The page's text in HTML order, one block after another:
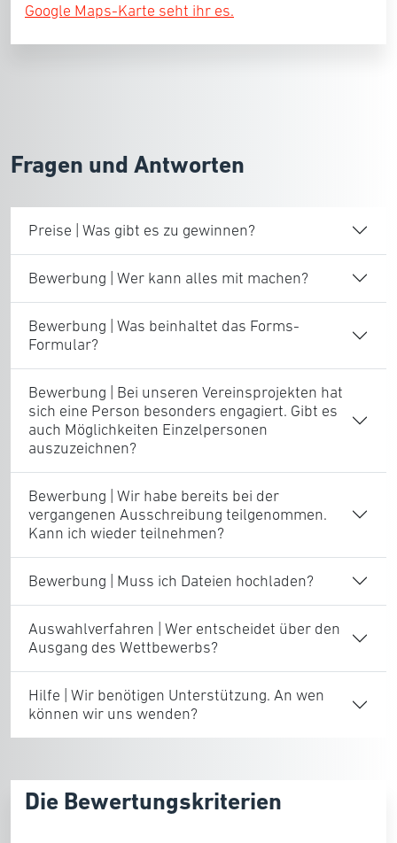
Google Maps-Karte seht ihr es.
Fragen und Antworten
Preise | Was gibt es zu gewinnen?
Bewerbung | Wer kann alles mit machen?
Bewerbung | Was beinhaltet das Forms-
Formular?
Bewerbung | Bei unseren Vereinsprojekten hat
sich eine Person besonders engagiert. Gibt es
auch Möglichkeiten Einzelpersonen
auszuzeichnen?
Bewerbung | Wir habe bereits bei der
vergangenen Ausschreibung teilgenommen.
Kann ich wieder teilnehmen?
Bewerbung | Muss ich Dateien hochladen?
Auswahlverfahren | Wer entscheidet über den
Ausgang des Wettbewerbs?
Hilfe | Wir benötigen Unterstützung. An wen
können wir uns wenden?
Die Bewertungskriterien